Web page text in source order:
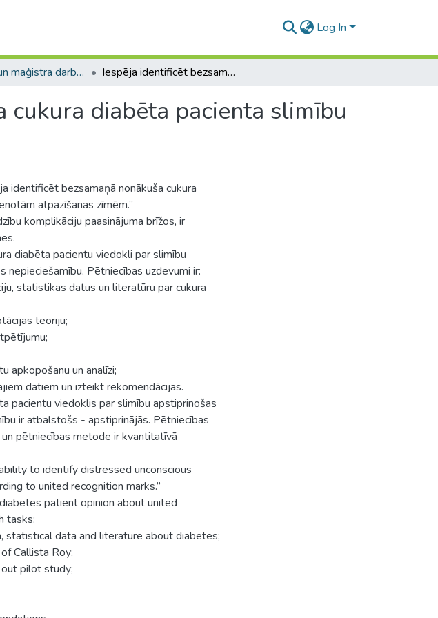
Log In
Bakalaura un maģistra darbi (MF) / Bachelor's and Master's theses Iespēja identificēt bezsamaņā nonākuša cukura diabēta pacienta slimību pēc vienotām atpazīšanas zīmēm
cukura diabēta pacienta slimību
identificēt bezsamaņā nonākuša cukura
atpazīšanas zīmēm.”
komplikāciju paasinājuma brīžos, ir
diabēta pacientu viedokli par slimību
nepieciešamību. Pētniecības uzdevumi ir:
statistikas datus un literatūru par cukura
teoriju;
apkopošanu un analīzi;
datiem un izteikt rekomendācijas.
pacientu viedoklis par slimību apstiprinošas
ir atbalstošs - apstiprinājās. Pētniecības
pētniecības metode ir kvantitatīvā
to identify distressed unconscious
to united recognition marks.”
patient opinion about united
tasks:
statistical data and literature about diabetes;
Callista Roy;
pilot study;